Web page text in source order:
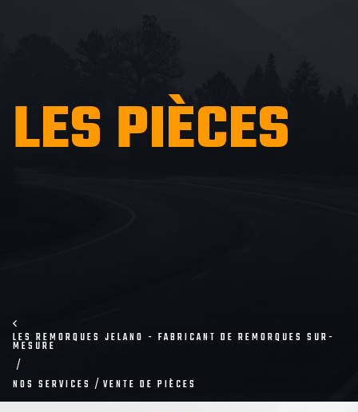
LES PIÈCES
LES REMORQUES JELANO - FABRICANT DE REMORQUES SUR-
MESURE
NOS SERVICES VENTE DE PIÈCES